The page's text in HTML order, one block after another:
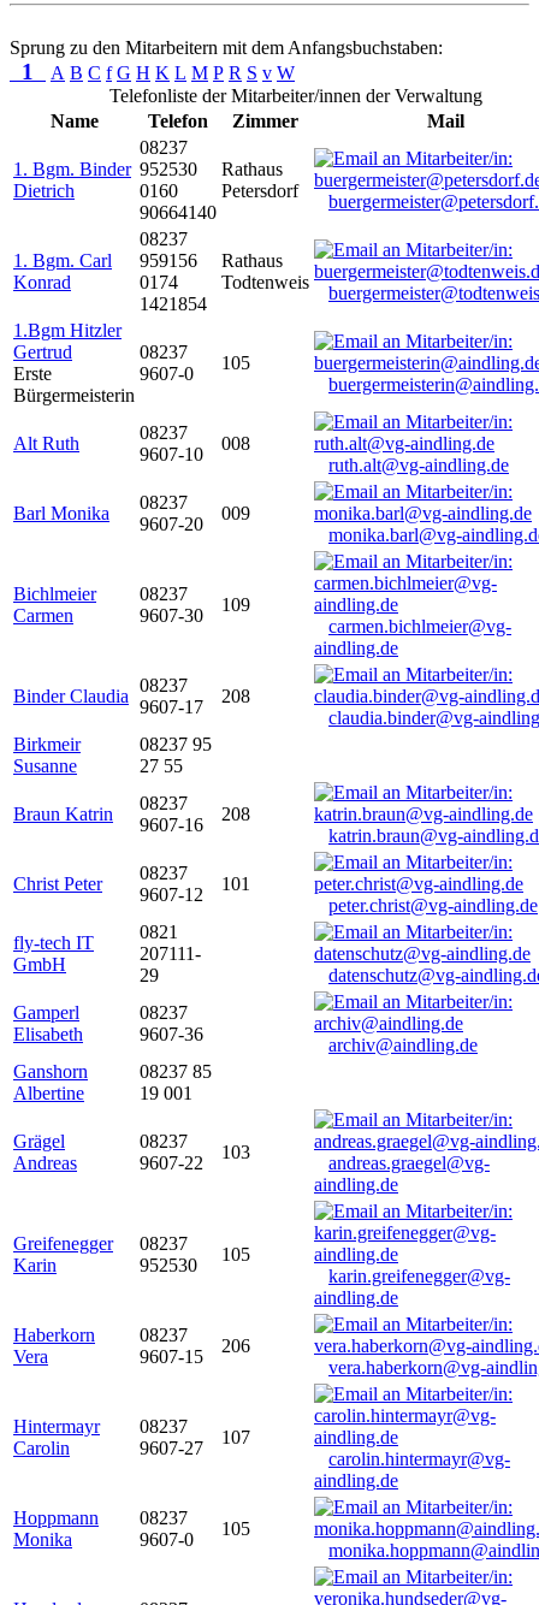
Sprung zu den Mitarbeitern mit dem Anfangsbuchstaben:
1 A B C f G H K L M P R S v W
Telefonliste der Mitarbeiter/innen der Verwaltung
Name
Telefon Zimmer Mail
1. Bgm. Binder
Dietrich
08237
952530
0160
90664140
Rathaus
Petersdorf
1. Bgm. Carl
Konrad
08237
959156
0174
1421854
Rathaus
Todtenweis
1.Bgm Hitzler
Gertrud
Erste
Bürgermeisterin
08237
9607-0
105
Alt Ruth
08237
9607-10
008
ruth.alt@vg-aindling.de
Barl Monika
08237
9607-20
009
monika.barl@vg-
Bichlmeier
Carmen
08237
9607-30
109
carmen.bichlmeier@vg-
aindling.de
Binder Claudia
08237
9607-17
208
claudia.binder@vg-
Birkmeir
Susanne
08237 95
27 55
Braun Katrin
08237
9607-16
208
katrin.braun@vg-
Christ Peter
08237
9607-12
101
peter.christ@vg-aindling.de
fly-tech IT
GmbH
0821
207111-
29
datenschutz@vg-
Gamperl
Elisabeth
08237
9607-36
archiv@aindling.de
Ganshorn
Albertine
08237 85
19 001
Grägel
Andreas
08237
9607-22
103
andreas.graegel@vg-
aindling.de
Greifenegger
Karin
08237
952530
105
karin.greifenegger@vg-
aindling.de
Haberkorn
Vera
08237
9607-15
206
vera.haberkorn@vg-
Hintermayr
Carolin
08237
9607-27
107
carolin.hintermayr@vg-
aindling.de
Hoppmann
Monika
08237
9607-0
105